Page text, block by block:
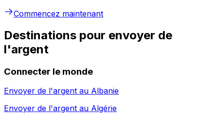
Commencez maintenant
Destinations pour envoyer de
l'argent
Connecter le monde
Envoyer de l'argent au Albanie
Envoyer de l'argent au Algérie